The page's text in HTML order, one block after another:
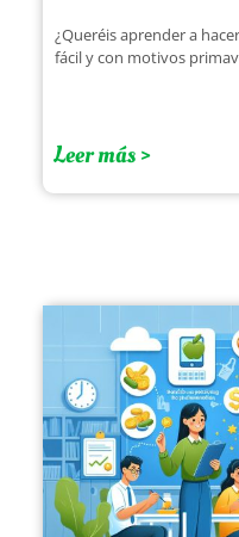
¿Queréis aprender a
fácil y con motivos
Leer más >